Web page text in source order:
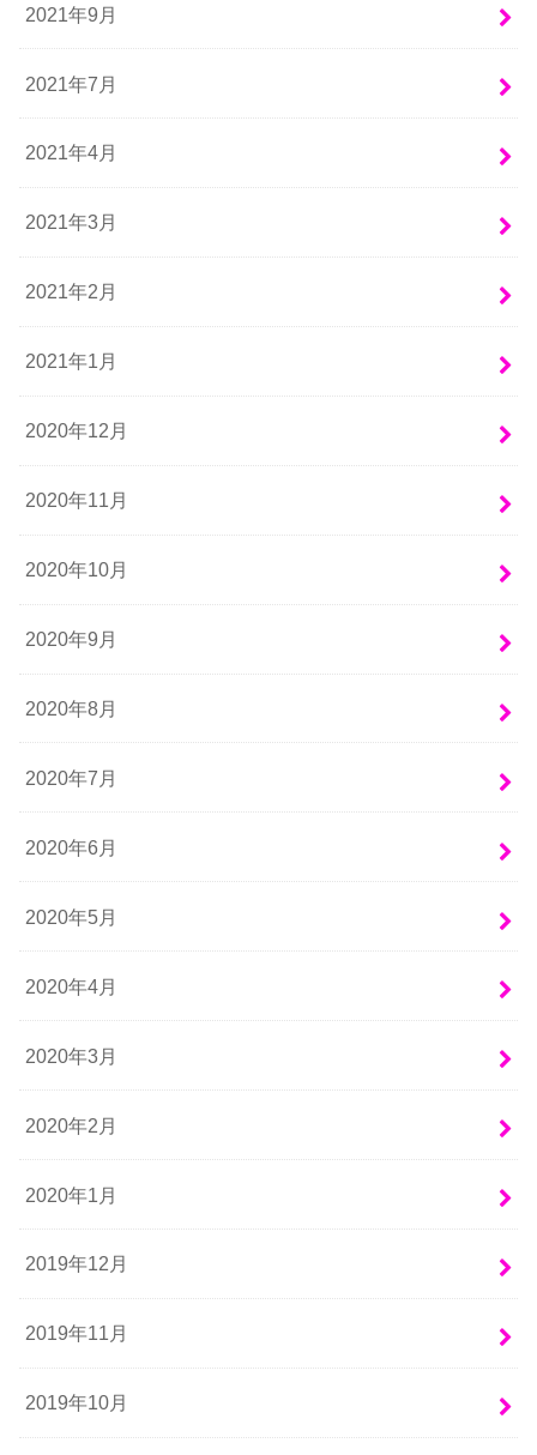
2021年9月
2021年7月
2021年4月
2021年3月
2021年2月
2021年1月
2020年12月
2020年11月
2020年10月
2020年9月
2020年8月
2020年7月
2020年6月
2020年5月
2020年4月
2020年3月
2020年2月
2020年1月
2019年12月
2019年11月
2019年10月